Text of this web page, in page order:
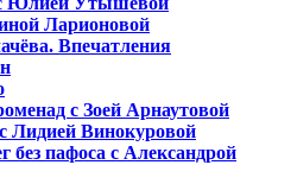
Ларионовой
Впечатления
с Зоей Арнаутовой
Лидией Винокуровой
без пафоса с Александрой